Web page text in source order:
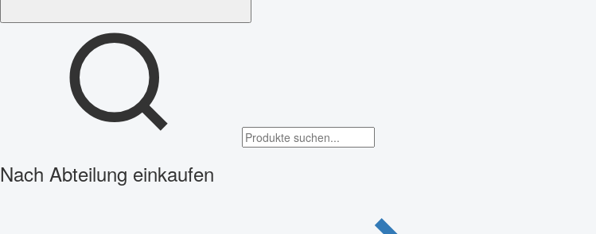
Nach Abteilung einkaufen